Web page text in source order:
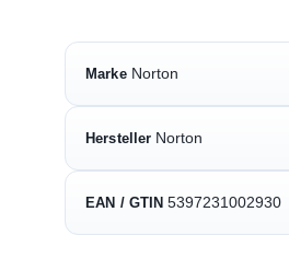
Marke Norton
Hersteller Norton
EAN / GTIN 5397231002930